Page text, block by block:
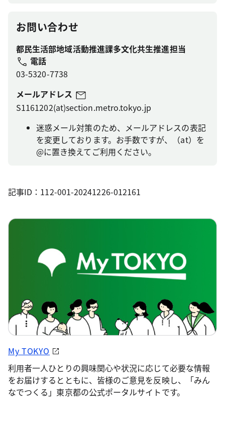
お問い合わせ
都民生活部地域活動推進課多文化共生推進担当
電話
03-5320-7738
メールアドレス
S1161202(at)section.metro.tokyo.jp
迷惑メール対策のため、メールアドレスの表記
を変更しております。お手数ですが、（at）を
@に置き換えてご利用ください。
記事ID：112-001-20241226-012161
My TOKYO
利用者一人ひとりの興味関心や状況に応じて必要な情報
をお届けするとともに、皆様のご意見を反映し、「みん
なでつくる」東京都の公式ポータルサイトです。